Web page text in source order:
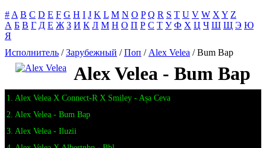
# A B C D E F G H I J K L M N O P Q R S T U V W X Y Z
А Б В Г Д Е Ж З И К Л М Н О П Р С Т У Ф Х Ц Ч Ш Щ Э Ю
Я
Исполнитель /Зарубежный /Поп / Alex Velea / Bum Bap
Alex Velea - Bum Bap
1. Alex Velea X Connect-R X Smiley - Așa Ceva
2. Alex Velea - Bum Bap
3. Alex Velea - Iluzii